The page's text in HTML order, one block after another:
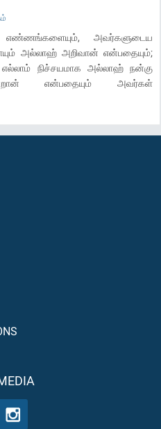
அவர்களுடைய
அல்லாஹ் அறிவான் என்பதையும்;
நிச்சயமாக அல்லாஹ் நன்கு
என்பதையும் அவர்கள்